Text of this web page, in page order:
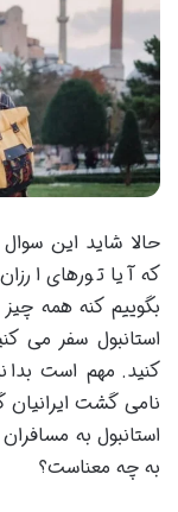
حالا شاید این
که آیا تورهای
بگوییم کنه همه
استانبول سفر می
کنید. مهم است
نامی گشت ایرانیان
استانبول به
به چه معناست؟